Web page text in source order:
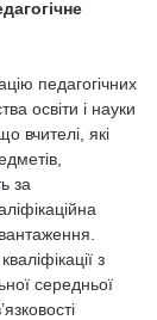
педагогічних
освіти і науки
вчителі, які
за
з
середньої